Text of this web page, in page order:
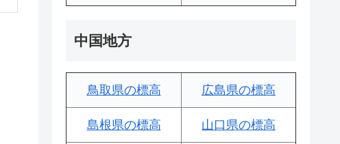
中国地方
鳥取県の標高 広島県の標高
島根県の標高 山口県の標高